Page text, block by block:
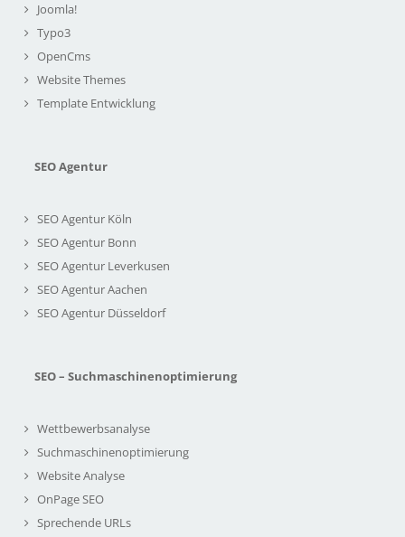
Joomla!
Typo3
OpenCms
Website Themes
Template Entwicklung
SEO Agentur
SEO Agentur Köln
SEO Agentur Bonn
SEO Agentur Leverkusen
SEO Agentur Aachen
SEO Agentur Düsseldorf
SEO – Suchmaschinenoptimierung
Wettbewerbsanalyse
Suchmaschinenoptimierung
Website Analyse
OnPage SEO
Sprechende URLs